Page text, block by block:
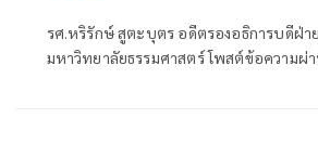
รศ.หริรักษ์ สูตะบุตร อดีตรองอธิการบดีฝ่
มหาวิทยาลัยธรรมศาสตร์ โพสต์ข้อความผ่